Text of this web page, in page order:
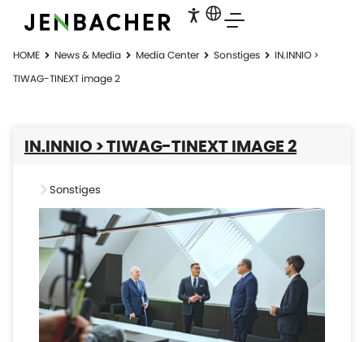
HOME News & Media Media Center Sonstiges
IN.INNIO >
TIWAG-TINEXT image 2
IN.INNIO > TIWAG-TINEXT IMAGE 2
Sonstiges